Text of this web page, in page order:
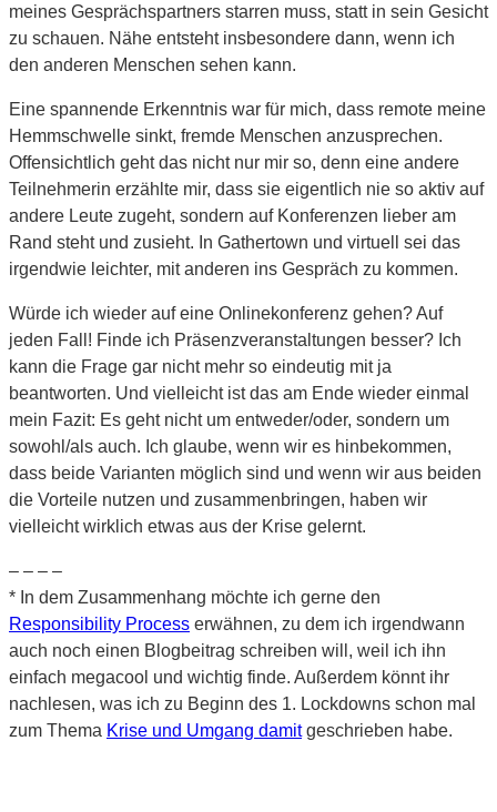
meines Gesprächspartners starren muss, statt in sein Gesicht
zu schauen. Nähe entsteht insbesondere dann, wenn ich
den anderen Menschen sehen kann.
Eine spannende Erkenntnis war für mich, dass remote meine
Hemmschwelle sinkt, fremde Menschen anzusprechen.
Offensichtlich geht das nicht nur mir so, denn eine andere
Teilnehmerin erzählte mir, dass sie eigentlich nie so aktiv auf
andere Leute zugeht, sondern auf Konferenzen lieber am
Rand steht und zusieht. In Gathertown und virtuell sei das
irgendwie leichter, mit anderen ins Gespräch zu kommen.
Würde ich wieder auf eine Onlinekonferenz gehen? Auf
jeden Fall! Finde ich Präsenzveranstaltungen besser? Ich
kann die Frage gar nicht mehr so eindeutig mit ja
beantworten. Und vielleicht ist das am Ende wieder einmal
mein Fazit: Es geht nicht um entweder/oder, sondern um
sowohl/als auch. Ich glaube, wenn wir es hinbekommen,
dass beide Varianten möglich sind und wenn wir aus beiden
die Vorteile nutzen und zusammenbringen, haben wir
vielleicht wirklich etwas aus der Krise gelernt.
– – – –
* In dem Zusammenhang möchte ich gerne den
Responsibility Process erwähnen, zu dem ich irgendwann
auch noch einen Blogbeitrag schreiben will, weil ich ihn
einfach megacool und wichtig finde. Außerdem könnt ihr
nachlesen, was ich zu Beginn des 1. Lockdowns schon mal
zum Thema Krise und Umgang damitgeschrieben habe.